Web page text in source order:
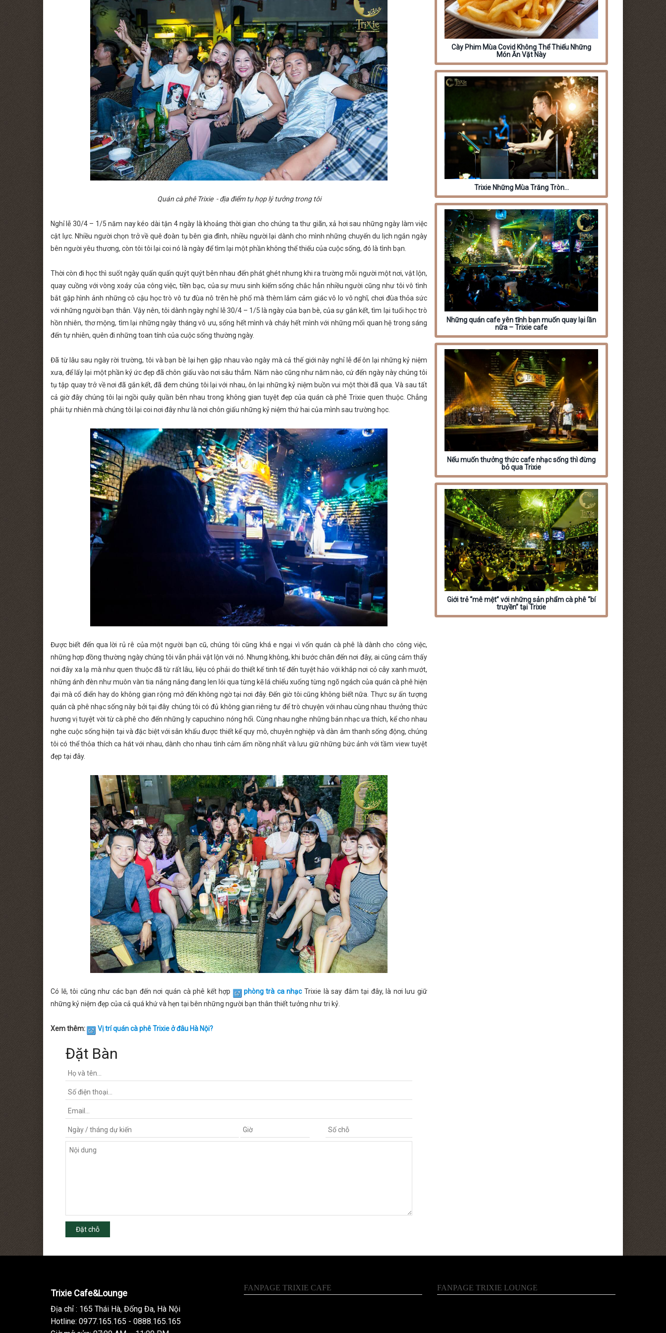
Quán cà phê Trixie - địa điểm tụ họp lý tưởng trong tôi
Nghỉ lễ 30/4 – 1/5 năm nay kéo dài tận 4 ngày là khoảng thời gian cho chúng ta thư giãn, xả hơi sau những ngày làm việc
cật lực. Nhiều người chọn trở về quê đoàn tụ bên gia đình, nhiều người lại dành cho mình những chuyến du lịch ngắn ngày
bên người yêu thương, còn tôi tôi lại coi nó là ngày để tìm lại một phần không thể thiếu của cuộc sống, đó là tình bạn.
Thời còn đi học thì suốt ngày quấn quấn quýt quýt bên nhau đến phát ghét nhưng khi ra trường mỗi người một nơi, vật lộn,
quay cuồng với vòng xoáy của công việc, tiền bạc, của sự mưu sinh kiếm sống chắc hẳn nhiều người cũng như tôi vô tình
bắt gặp hình ảnh những cô cậu học trò vô tư đùa nô trên hè phố mà thèm lắm cảm giác vô lo vô nghĩ, chơi đùa thỏa sức
với những người bạn thân. Vậy nên, tôi dành ngày nghỉ lễ 30/4 – 1/5 là ngày của bạn bè, của sự gắn kết, tìm lại tuổi học trò
hồn nhiên, thơ mộng, tìm lại những ngày tháng vô ưu, sống hết mình và cháy hết mình với những mối quan hệ trong sáng
đến tự nhiên, quên đi những toan tính của cuộc sống thường ngày.
Đã từ lâu sau ngày rời trường, tôi và bạn bè lại hẹn gặp nhau vào ngày mà cả thế giới này nghỉ lễ để ôn lại những kỷ niệm
xưa, để lấy lại một phần ký ức đẹp đã chôn giấu vào nơi sâu thẳm. Năm nào cũng như năm nào, cứ đến ngày này chúng tôi
tụ tập quay trở về nơi đã gắn kết, đã đem chúng tôi lại với nhau, ôn lại những kỷ niệm buồn vui một thời đã qua. Và sau tất
cả giờ đây chúng tôi lại ngồi quây quần bên nhau trong không gian tuyệt đẹp của quán cà phê Trixie quen thuộc. Chẳng
phải tự nhiên mà chúng tôi lại coi nơi đây như là nơi chôn giấu những kỷ niệm thứ hai của mình sau trường học.
Được biết đến qua lời rủ rê của một người bạn cũ, chúng tôi cũng khá e ngại vì vốn quán cà phê là dành cho công việc,
những hợp đồng thường ngày chúng tôi vẫn phải vật lộn với nó. Nhưng không, khi bước chân đến nơi đây, ai cũng cảm thấy
nơi đây xa lạ mà như quen thuộc đã từ rất lâu, liệu có phải do thiết kế tinh tế đến tuyệt hảo với khắp nơi cỏ cây xanh mướt,
những ánh đèn như muôn vàn tia nắng nắng đang len lói qua từng kẽ lá chiếu xuống từng ngõ ngách của quán cà phê hiện
đại mà cổ điển hay do không gian rộng mở đến không ngờ tại nơi đây. Đến giờ tôi cũng không biết nữa. Thực sự ấn tượng
quán cà phê nhạc sống này bởi tại đây chúng tôi có đủ không gian riêng tư để trò chuyện với nhau cùng nhau thưởng thức
hương vị tuyệt vời từ cà phê cho đến những ly capuchino nóng hổi. Cùng nhau nghe những bản nhạc ưa thích, kể cho nhau
nghe cuộc sống hiện tại và đặc biệt với sân khấu được thiết kế quy mô, chuyên nghiệp và dàn âm thanh sống động, chúng
tôi có thể thỏa thích ca hát với nhau, dành cho nhau tình cảm ấm nồng nhất và lưu giữ những bức ảnh với tầm view tuyệt
đẹp tại đây.
Có lẽ, tôi cũng như các bạn đến nơi quán cà phê kết hợp phòng trà ca nhạcTrixie là say đắm tại đây, là nơi lưu giữ
những kỷ niệm đẹp của cả quá khứ và hẹn tại bên những người bạn thân thiết tưởng như tri kỷ.
Xem thêm: Vị trí quán cà phê Trixie ở đâu Hà Nội?
Đặt Bàn
Đặt chỗ
Cày Phim Mùa Covid Không Thể Thiếu Những
Món Ăn Vặt Này
Trixie Những Mùa Trăng Tròn…
Những quán cafe yên tĩnh bạn muốn quay lại lần
nữa – Trixie cafe
Nếu muốn thưởng thức cafe nhạc sống thì đừng
bỏ qua Trixie
Giới trẻ “mê mệt” với những sản phẩm cà phê “bí
truyền” tại Trixie
Trixie Cafe&Lounge
Địa chỉ : 165 Thái Hà, Đống Đa, Hà Nội
Hotline: 0977.165.165 - 0888.165.165
FANPAGE TRIXIE CAFE FANPAGE TRIXIE LOUNGE